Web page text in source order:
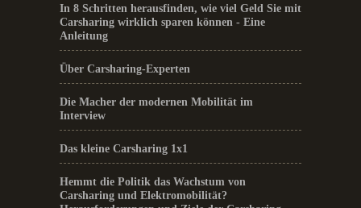
In 8 Schritten herausfinden, wie viel Geld Sie mit
Carsharing wirklich sparen können - Eine
Anleitung
Über Carsharing-Experten
Die Macher der modernen Mobilität im
Interview
Das kleine Carsharing 1x1
Hemmt die Politik das Wachstum von
Carsharing und Elektromobilität?